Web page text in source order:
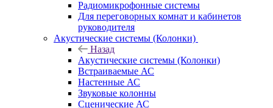
Радиомикрофонные системы
Для переговорных комнат и кабинетов
руководителя
Акустические системы (Колонки)
Назад
Акустические системы (Колонки)
Встраиваемые АС
Настенные АС
Звуковые колонны
Сценические АС